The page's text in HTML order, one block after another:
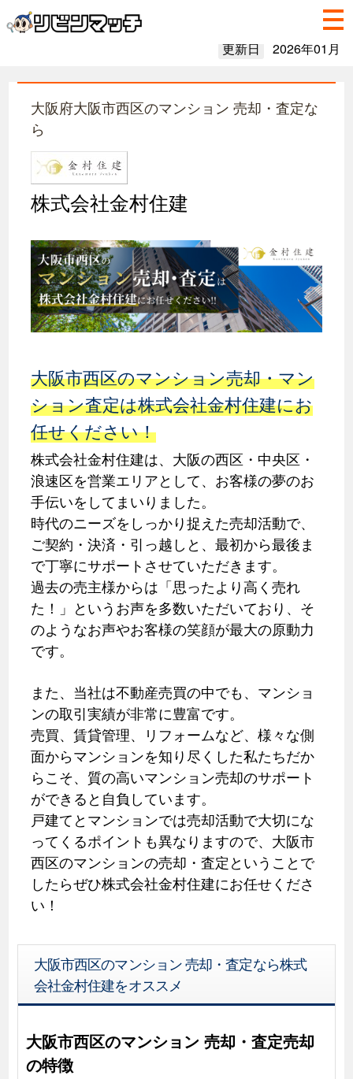
更新日 2026年01月
大阪府大阪市西区のマンション 売却・査定な
ら
株式会社金村住建
大阪市西区のマンション売却・マン
ション査定は株式会社金村住建にお
任せください！
株式会社金村住建は、大阪の西区・中央区・
浪速区を営業エリアとして、お客様の夢のお
手伝いをしてまいりました。
時代のニーズをしっかり捉えた売却活動で、
ご契約・決済・引っ越しと、最初から最後ま
で丁寧にサポートさせていただきます。
過去の売主様からは「思ったより高く売れ
た！」というお声を多数いただいており、そ
のようなお声やお客様の笑顔が最大の原動力
です。
また、当社は不動産売買の中でも、マンショ
ンの取引実績が非常に豊富です。
売買、賃貸管理、リフォームなど、様々な側
面からマンションを知り尽くした私たちだか
らこそ、質の高いマンション売却のサポート
ができると自負しています。
戸建てとマンションでは売却活動で大切にな
ってくるポイントも異なりますので、大阪市
西区のマンションの売却・査定ということで
したらぜひ株式会社金村住建にお任せくださ
い！
大阪市西区のマンション 売却・査定なら株式
会社金村住建をオススメ
大阪市西区のマンション 売却・査定売却
の特徴